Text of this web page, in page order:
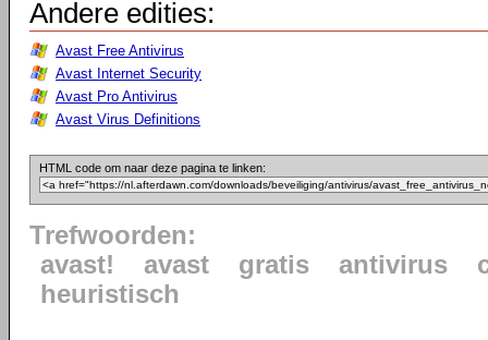
Andere edities:
Avast Free Antivirus
Avast Internet Security
Avast Pro Antivirus
Avast Virus Definitions
HTML code om naar deze pagina te linken:
Trefwoorden:
avast!
avast gratis antivirus
heuristisch